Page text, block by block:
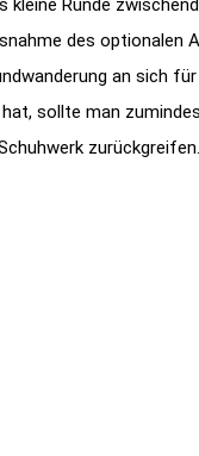
des optionalen
an sich
sollte man
zurückgreifen.